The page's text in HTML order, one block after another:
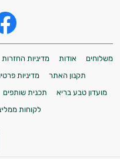
משלוחים אודות מדיניות החזרות
תקנון האתר
מדיניות
מועדון טבע בריא
תכנית שותפים
לקוחות